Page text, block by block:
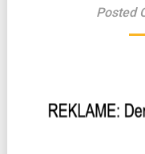
Posted